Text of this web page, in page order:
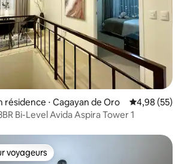
⋅ Cagayan de Oro Évaluation
4,98 (55)
Bi-Level Avida Aspira Tower 1
les plus appréciés
voyageurs